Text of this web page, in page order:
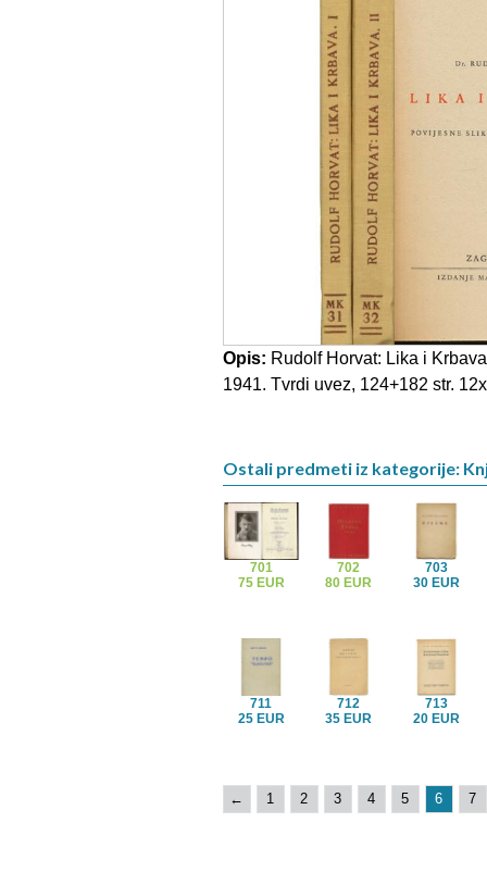
Opis: Rudolf Horvat: Lika i
1941. Tvrdi uvez, 124+182 str.
Ostali predmeti iz kategorije:
701
75 EUR
702
80 EUR
703
30 EUR
711
25 EUR
712
35 EUR
713
20 EUR
← 1 2 3 4 5 6 7